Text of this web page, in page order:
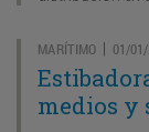
MARÍTIMO | 01/
medios y